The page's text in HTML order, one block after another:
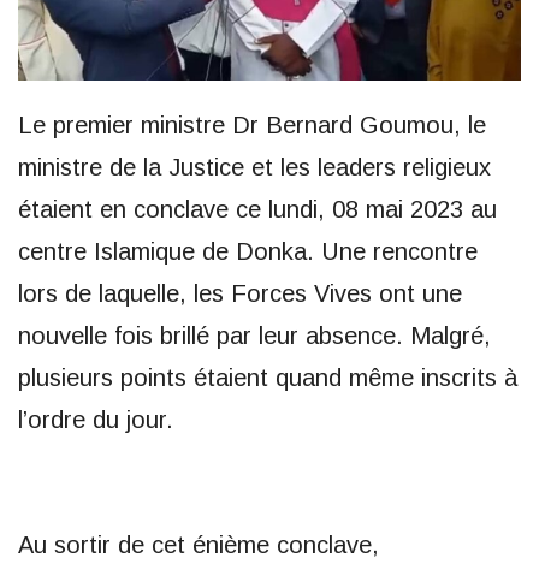
Le premier ministre Dr Bernard Goumou, le
ministre de la Justice et les leaders religieux
étaient en conclave ce lundi, 08 mai 2023 au
centre Islamique de Donka. Une rencontre
lors de laquelle, les Forces Vives ont une
nouvelle fois brillé par leur absence. Malgré,
plusieurs points étaient quand même inscrits à
l’ordre du jour.
Au sortir de cet énième conclave,